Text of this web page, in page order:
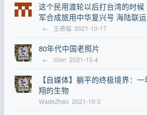
这个民用渡轮以后打台湾的时
军合成旅用中华复兴号 海陆联运
← 王德福 2021-10-17
80年代中国老照片
← zlion 2021-10-4
【自媒体】躺平的终极境界：
翔的生物
WadeZhao 2021-10-3